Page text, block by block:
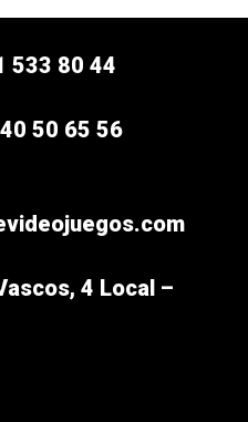
533 80 44
50 65 56
4 Local –